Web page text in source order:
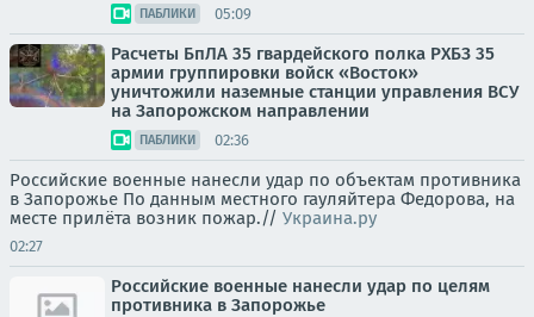
ПАБЛИКИ 05:09
Расчеты БпЛА 35 гвардейского полка РХБЗ 35
армии группировки войск «Восток»
уничтожили наземные станции управления ВСУ
на Запорожском направлении
ПАБЛИКИ 02:36
Российские военные нанесли удар по объектам противника
в Запорожье По данным местного гауляйтера Федорова, на
месте прилёта возник пожар.// Украина.ру
02:27
Российские военные нанесли удар по целям
противника в Запорожье